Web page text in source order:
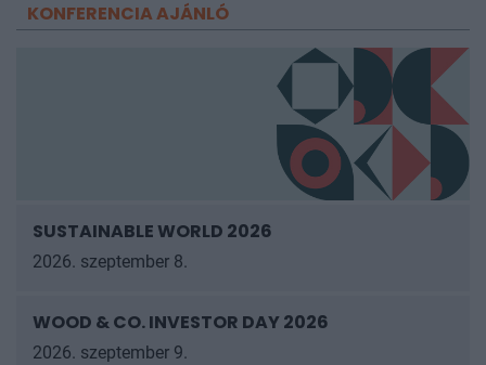
KONFERENCIA AJÁNLÓ
SUSTAINABLE WORLD 2026
2026. szeptember 8.
WOOD & CO. INVESTOR DAY 2026
2026. szeptember 9.